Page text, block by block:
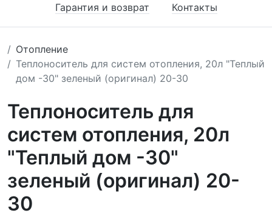
Гарантия и возврат
Контакты
Отопление
Теплоноситель для систем отопления, 20л "Теплый
дом -30" зеленый (оригинал) 20-30
Теплоноситель для
систем отопления, 20л
"Теплый дом -30"
зеленый (оригинал) 20-
30